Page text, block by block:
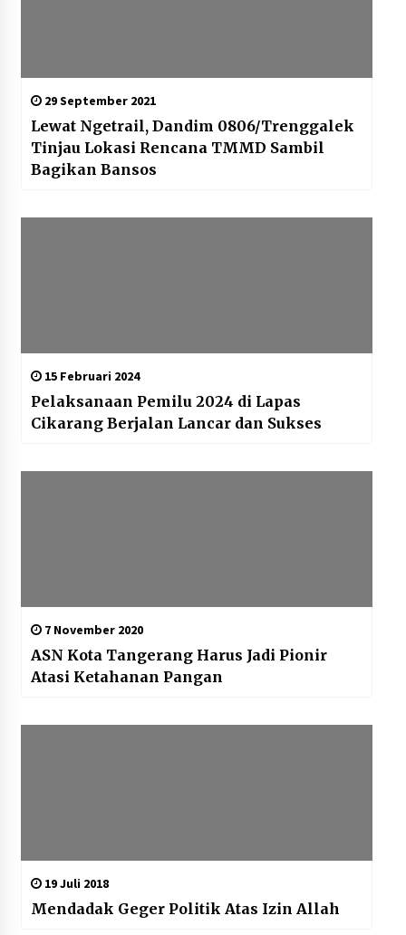
29 September 2021
Lewat Ngetrail, Dandim 0806/Trenggalek
Tinjau Lokasi Rencana TMMD Sambil
Bagikan Bansos
15 Februari 2024
Pelaksanaan Pemilu 2024 di Lapas
Cikarang Berjalan Lancar dan Sukses
7 November 2020
ASN Kota Tangerang Harus Jadi Pionir
Atasi Ketahanan Pangan
19 Juli 2018
Mendadak Geger Politik Atas Izin Allah